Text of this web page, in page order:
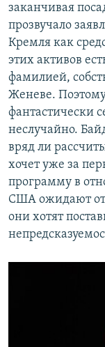
заканчивая
прозвучало
Кремля как
этих активов
фамилией,
Женеве.
фантастически
неслучайно.
вряд ли
хочет уже за
программу в
США ожидают от
они хотят